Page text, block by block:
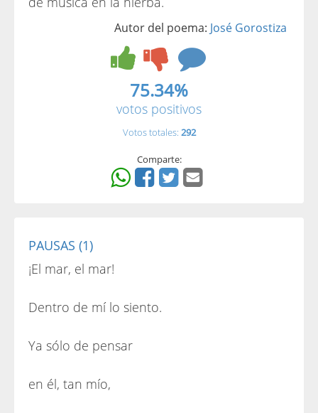
Autor del poema: José Gorostiza
75.34%
votos positivos
Votos totales: 292
Comparte:
PAUSAS (1)
¡El mar, el mar!
Dentro de mí lo siento.
Ya sólo de pensar
en él, tan mío,